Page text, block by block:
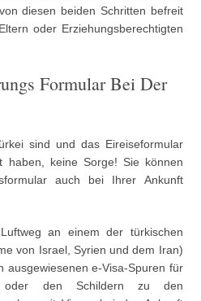
diesen beiden Schritten befreit
oder Erziehungsberechtigten
Formular Bei Der
sind und das Eireiseformular
haben, keine Sorge! Sie können
auch bei Ihrer Ankunft
an einem der türkischen
von Israel, Syrien und dem Iran)
ausgewiesenen e-Visa-Spuren für
oder den Schildern zu den